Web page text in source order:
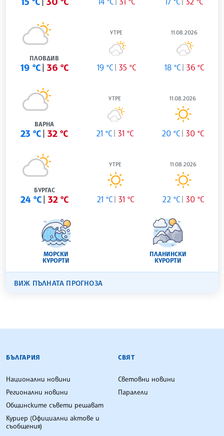
ПЛОВДИВ
19 °C 36 °C
УТРЕ
19 °C 35 °C
11.08.2026
18 °C 36 °C
ВАРНА
23 °C 32 °C
УТРЕ
21 °C 31 °C
11.08.2026
20 °C 30 °C
БУРГАС
24 °C 32 °C
УТРЕ
21 °C 31 °C
11.08.2026
22 °C 30 °C
МОРСКИ
КУРОРТИ
ПЛАНИНСКИ
КУРОРТИ
ВИЖ ПЪЛНАТА ПРОГНОЗА
БЪЛГАРСКА ТЕЛЕГРАФНА АГЕНЦИЯ
БЪЛГАРИЯ
Национални новини
Регионални новини
Общинските съвети решават
Куриер (Официални актове и
съобщения)
СВЯТ
Световни новини
Паралели